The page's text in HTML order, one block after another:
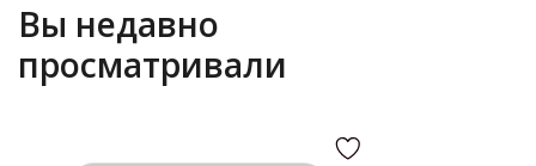
Вы недавно
просматривали